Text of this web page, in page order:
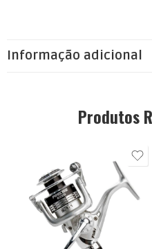
Informação adicional
Produtos